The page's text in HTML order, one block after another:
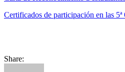
Certificados de participación en las
Share: